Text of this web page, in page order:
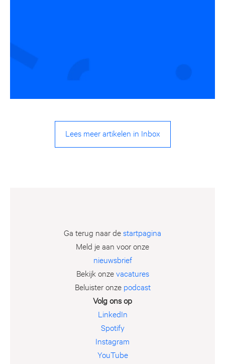
Lees meer artikelen in Inbox
Ga terug naar destartpagina
Meld je aan voor onze
nieuwsbrief
Bekijk onzevacatures
Beluister onze podcast
Volg ons op
LinkedIn
Spotify
Instagram
YouTube